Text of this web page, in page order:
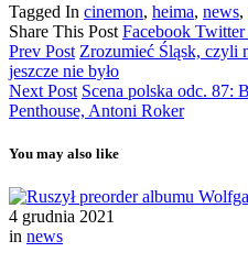
Tagged In cinemon, heima, news,
Share This Post Facebook Twitter
Prev Post Zrozumieć Śląsk, czyli
jeszcze nie było
Next Post Scena polska odc. 87:
Penthouse, Antoni Roker
You may also like
4 grudnia 2021
in news